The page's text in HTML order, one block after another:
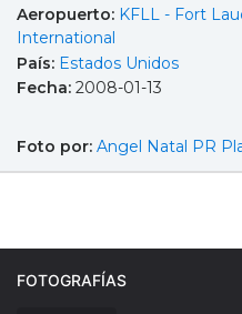
Aeropuerto: KFLL - Fort
International
País: Estados Unidos
Fecha: 2008-01-13
Foto por: Angel Natal PR
FOTOGRAFÍAS